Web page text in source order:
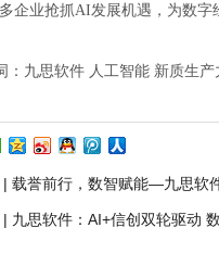
企业抢抓AI发展机遇，为数字
：九思软件 人工智能 新质生产
载誉前行，数智赋能—九思软
九思软件：AI+信创双轮驱动